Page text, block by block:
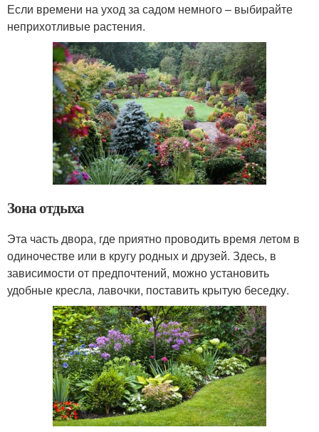
Если времени на уход за садом немного – выбирайте
неприхотливые растения.
Зона отдыха
Эта часть двора, где приятно проводить время летом в
одиночестве или в кругу родных и друзей. Здесь, в
зависимости от предпочтений, можно установить
удобные кресла, лавочки, поставить крытую беседку.